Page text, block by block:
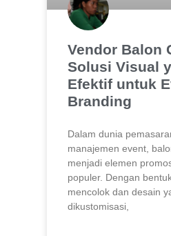
Vendor Balon
Solusi Visual
Efektif untuk
Branding
Dalam dunia
manajemen event,
menjadi elemen
populer. Dengan
mencolok dan desain
dikustomisasi,